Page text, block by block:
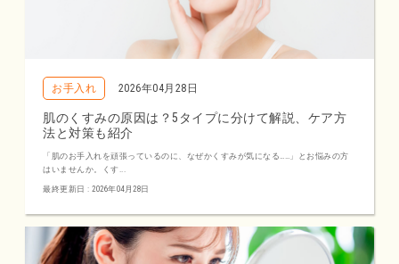
お手入れ 2026年04月28日
肌のくすみの原因は？5タイプに分けて解説、ケア方
法と対策も紹介
「肌のお手入れを頑張っているのに、なぜかくすみが気になる……」とお悩みの方
はいませんか。くす...
最終更新日 : 2026年04月28日